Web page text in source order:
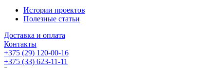
Истории проектов
Полезные статьи
Доставка и оплата
Контакты
+375 (29) 120-00-16
+375 (33) 623-11-11